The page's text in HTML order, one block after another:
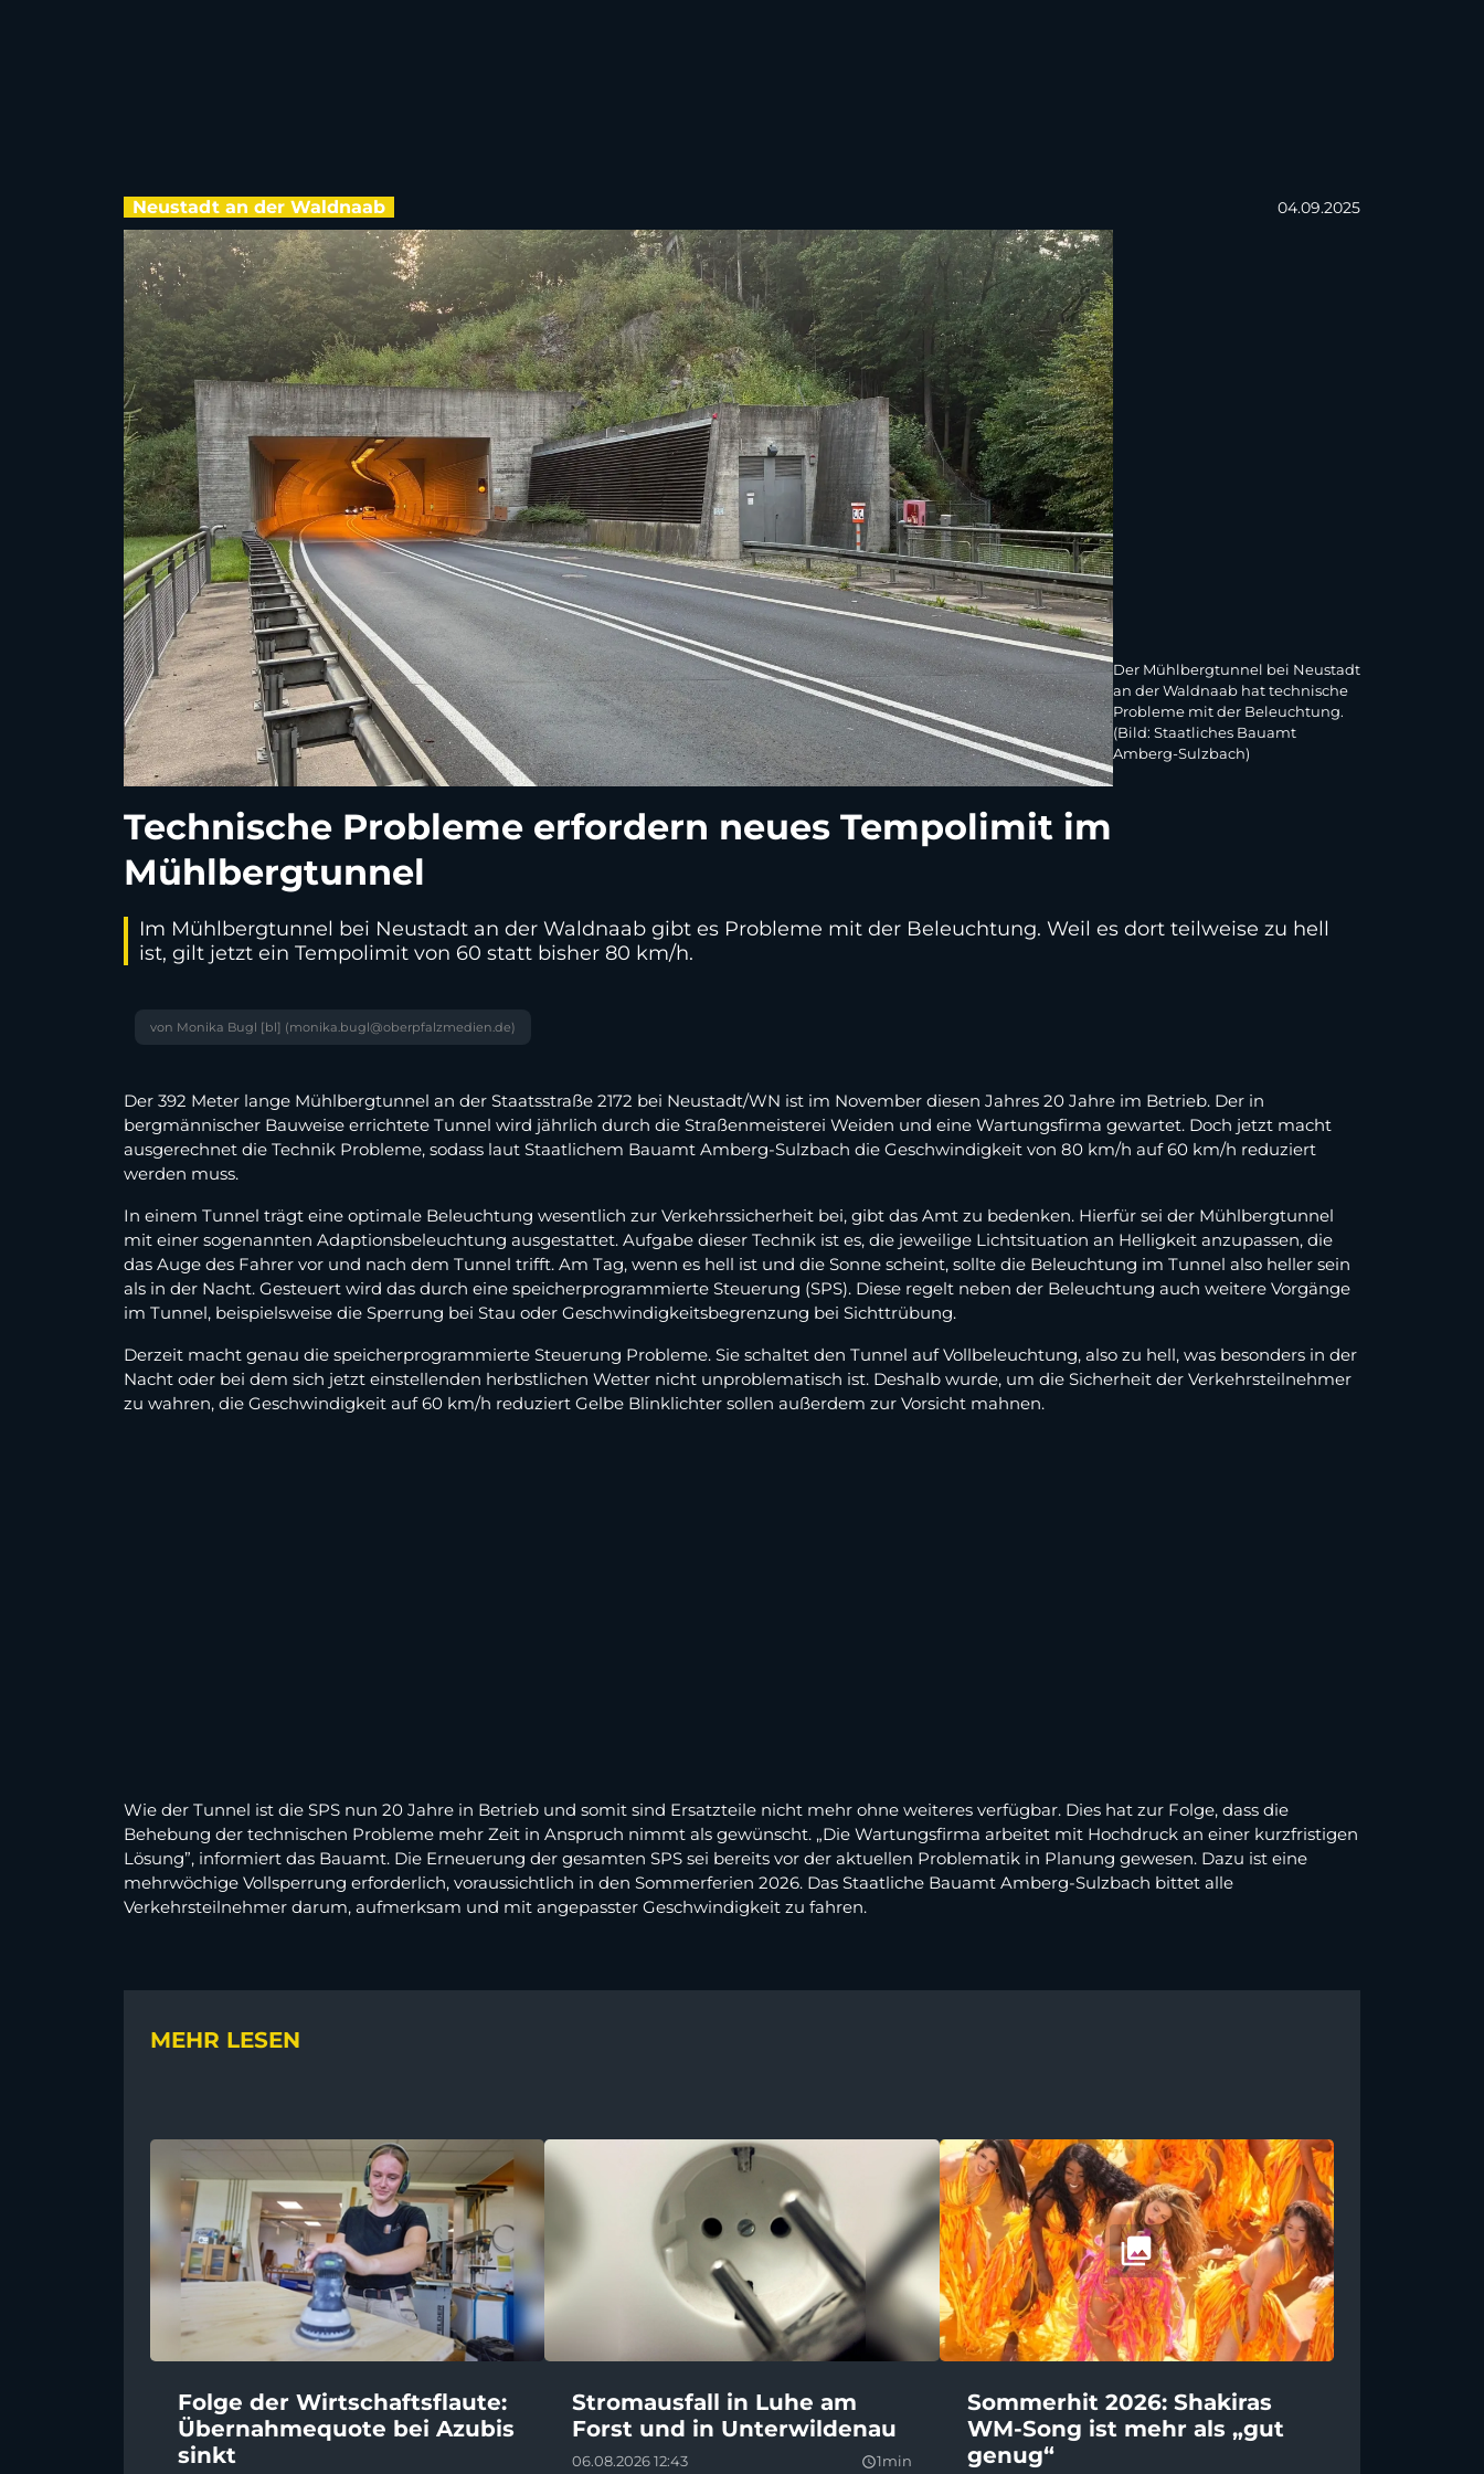
Neustadt an der Waldnaab 04.09.2025
Der Mühlbergtunnel bei Neustadt
an der Waldnaab hat technische
Probleme mit der Beleuchtung.
(Bild: Staatliches Bauamt
Amberg-Sulzbach)
Technische Probleme erfordern neues Tempolimit im
Mühlbergtunnel
Im Mühlbergtunnel bei Neustadt an der Waldnaab gibt es Probleme mit der Beleuchtung. Weil es dort teilweise zu hell
ist, gilt jetzt ein Tempolimit von 60 statt bisher 80 km/h.
von Monika Bugl [bl] (monika.bugl@oberpfalzmedien.de)
Der 392 Meter lange Mühlbergtunnel an der Staatsstraße 2172 bei Neustadt/WN ist im November diesen Jahres 20 Jahre im Betrieb. Der in
bergmännischer Bauweise errichtete Tunnel wird jährlich durch die Straßenmeisterei Weiden und eine Wartungsfirma gewartet. Doch jetzt macht
ausgerechnet die Technik Probleme, sodass laut Staatlichem Bauamt Amberg-Sulzbach die Geschwindigkeit von 80 km/h auf 60 km/h reduziert
werden muss.
In einem Tunnel trägt eine optimale Beleuchtung wesentlich zur Verkehrssicherheit bei, gibt das Amt zu bedenken. Hierfür sei der Mühlbergtunnel
mit einer sogenannten Adaptionsbeleuchtung ausgestattet. Aufgabe dieser Technik ist es, die jeweilige Lichtsituation an Helligkeit anzupassen, die
das Auge des Fahrer vor und nach dem Tunnel trifft. Am Tag, wenn es hell ist und die Sonne scheint, sollte die Beleuchtung im Tunnel also heller sein
als in der Nacht. Gesteuert wird das durch eine speicherprogrammierte Steuerung (SPS). Diese regelt neben der Beleuchtung auch weitere Vorgänge
im Tunnel, beispielsweise die Sperrung bei Stau oder Geschwindigkeitsbegrenzung bei Sichttrübung.
Derzeit macht genau die speicherprogrammierte Steuerung Probleme. Sie schaltet den Tunnel auf Vollbeleuchtung, also zu hell, was besonders in der
Nacht oder bei dem sich jetzt einstellenden herbstlichen Wetter nicht unproblematisch ist. Deshalb wurde, um die Sicherheit der Verkehrsteilnehmer
zu wahren, die Geschwindigkeit auf 60 km/h reduziert Gelbe Blinklichter sollen außerdem zur Vorsicht mahnen.
Wie der Tunnel ist die SPS nun 20 Jahre in Betrieb und somit sind Ersatzteile nicht mehr ohne weiteres verfügbar. Dies hat zur Folge, dass die
Behebung der technischen Probleme mehr Zeit in Anspruch nimmt als gewünscht. „Die Wartungsfirma arbeitet mit Hochdruck an einer kurzfristigen
Lösung”, informiert das Bauamt. Die Erneuerung der gesamten SPS sei bereits vor der aktuellen Problematik in Planung gewesen. Dazu ist eine
mehrwöchige Vollsperrung erforderlich, voraussichtlich in den Sommerferien 2026. Das Staatliche Bauamt Amberg-Sulzbach bittet alle
Verkehrsteilnehmer darum, aufmerksam und mit angepasster Geschwindigkeit zu fahren.
MEHR LESEN
Folge der Wirtschaftsflaute:
Übernahmequote bei Azubis
sinkt
Stromausfall in Luhe am
Forst und in Unterwildenau
06.08.2026 12:43 query_builder1min
Sommerhit 2026: Shakiras
WM-Song ist mehr als „gut
genug“